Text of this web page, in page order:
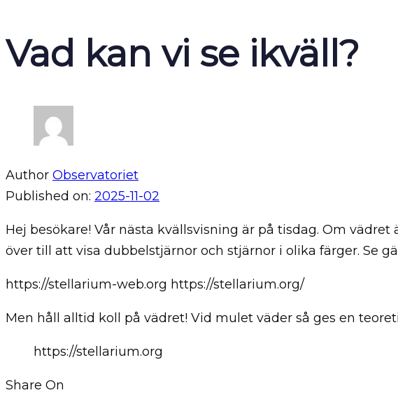
Vad kan vi se ikväll?
Author Observatoriet
Published on: 2025-11-02
Hej besökare! Vår nästa kvällsvisning är på tisdag. Om
över till att visa dubbelstjärnor och stjärnor i olika färger. Se
https://stellarium-web.org https://stellarium.org/
Men håll alltid koll på vädret! Vid mulet väder så ges en
https://stellarium.org
Share On